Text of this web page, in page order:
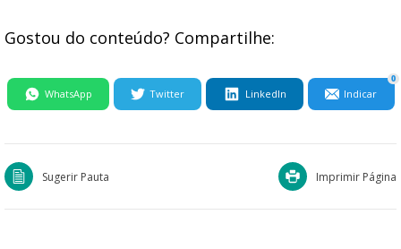
Gostou do conteúdo? Compartilhe:
WhatsApp Twitter LinkedIn Indicar
0
Sugerir Pauta Imprimir Página